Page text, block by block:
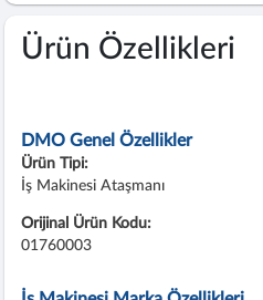
Ürün Özellikleri
DMO Genel Özellikler
Ürün Tipi:
İş Makinesi Ataşmanı
Orijinal Ürün Kodu:
01760003